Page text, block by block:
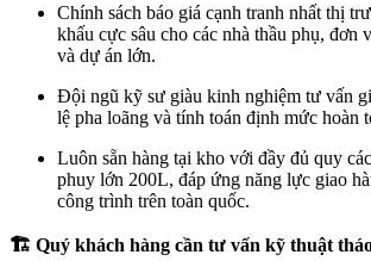
Chính sách báo giá cạnh tranh nhất thị
khấu cực sâu cho các nhà thầu phụ, đơn
và dự án lớn.
Đội ngũ kỹ sư giàu kinh nghiệm tư vấn
lệ pha loãng và tính toán định mức hoàn
Luôn sẵn hàng tại kho với đầy đủ quy
phuy lớn 200L, đáp ứng năng lực giao
công trình trên toàn quốc.
🏗️ Quý khách hàng cần tư vấn kỹ thuật